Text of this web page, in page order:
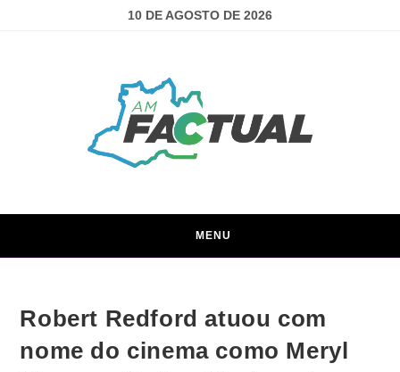
10 DE AGOSTO DE 2026
MENU
Robert Redford atuou com
nome do cinema como Meryl